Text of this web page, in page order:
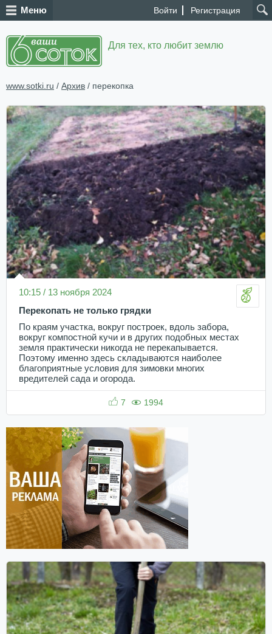
Войти Регистрация
Меню
Для тех, кто любит землю
www.sotki.ru / Архив / перекопка
10:15 / 13 ноября 2024
Перекопать не только грядки
По краям участка, вокруг построек, вдоль забора,
вокруг компостной кучи и в других подобных местах
земля практически никогда не перекапывается.
Поэтому именно здесь складываются наиболее
благоприятные условия для зимовки многих
вредителей сада и огорода.
7 1994